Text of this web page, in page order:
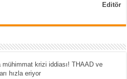
Editör
mühimmat krizi iddiası! THAAD ve
hızla eriyor